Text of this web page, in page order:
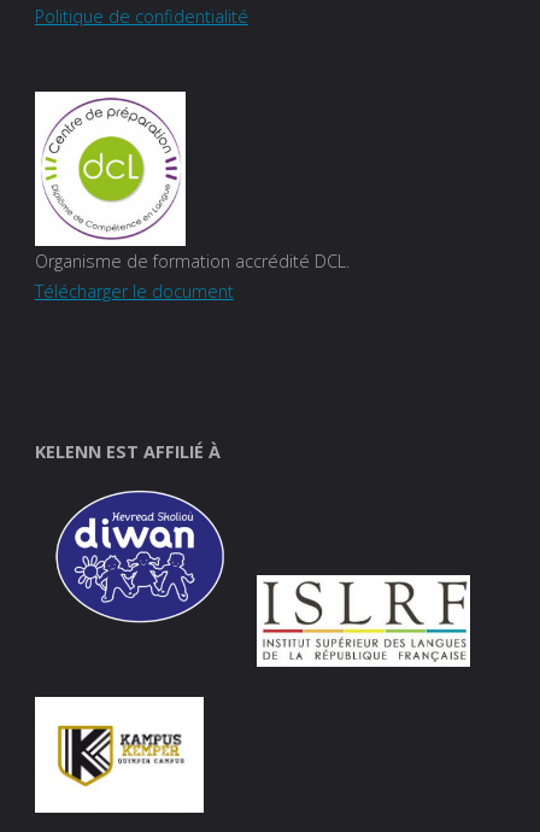
Politique de confidentialité
Organisme de formation accrédité DCL.
Télécharger le document
KELENN EST AFFILIÉ À